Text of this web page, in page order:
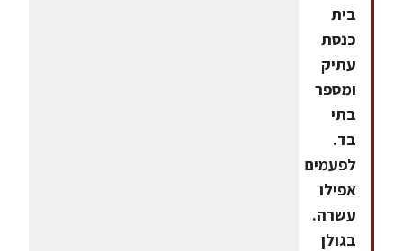
בית
כנסת
עתיק
ומספר
בתי
בד.
לפעמים
אפילו
עשרה.
בגולן